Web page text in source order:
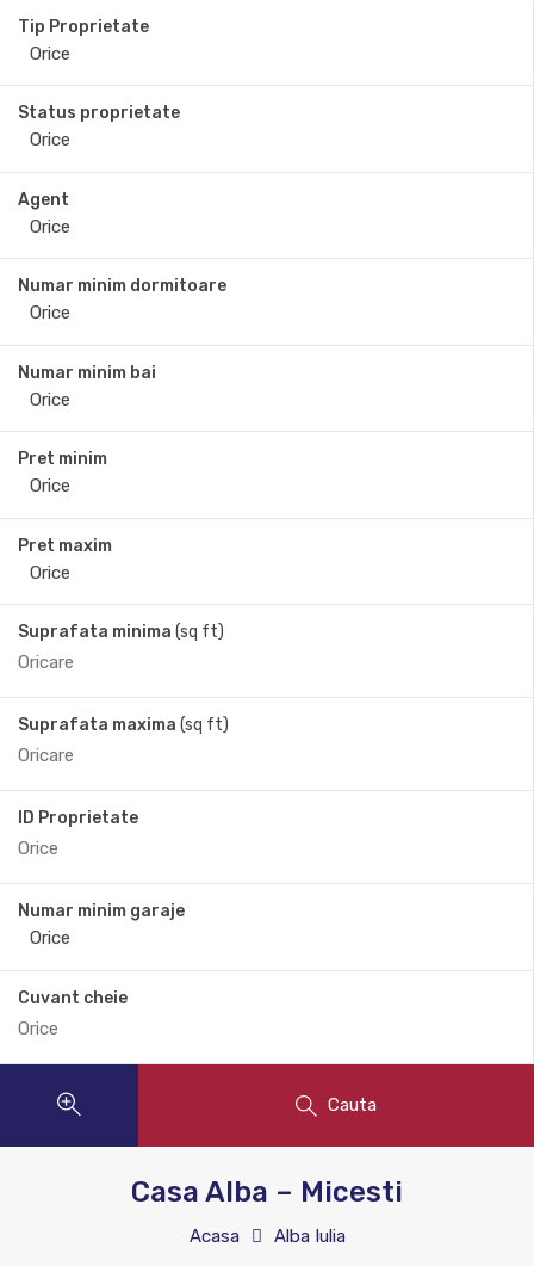
Tip Proprietate
Status proprietate
Agent
Numar minim dormitoare
Numar minim bai
Pret minim
Pret maxim
Suprafata minima (sq ft)
Suprafata maxima (sq ft)
ID Proprietate
Numar minim garaje
Cuvant cheie
Cauta
Casa Alba – Micesti
Acasa Alba Iulia